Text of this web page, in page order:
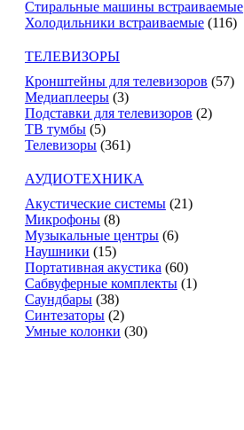
Стиральные машины встраиваемые
Холодильники встраиваемые (116)
ТЕЛЕВИЗОРЫ
Кронштейны для телевизоров (57)
Медиаплееры (3)
Подставки для телевизоров (2)
ТВ тумбы (5)
Телевизоры (361)
АУДИОТЕХНИКА
Акустические системы (21)
Микрофоны (8)
Музыкальные центры (6)
Наушники (15)
Портативная акустика (60)
Сабвуферные комплекты (1)
Саундбары (38)
Синтезаторы (2)
Умные колонки (30)